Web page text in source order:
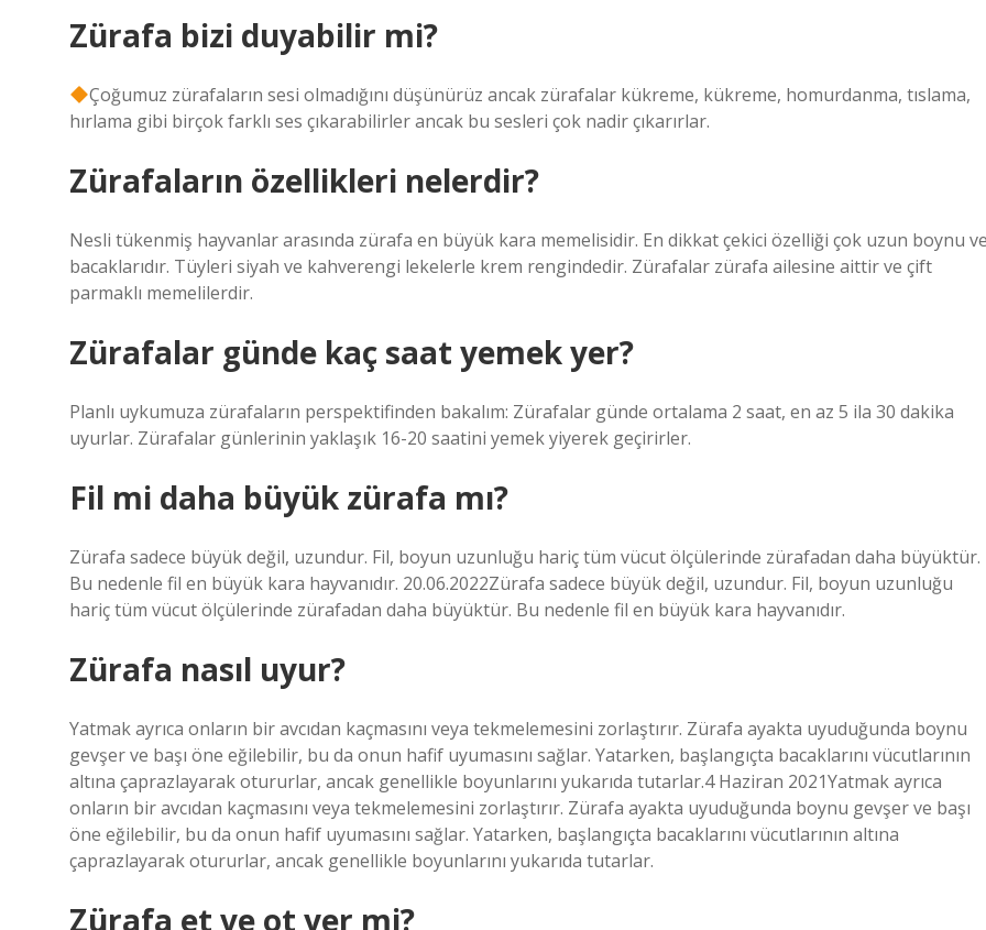
Zürafa bizi duyabilir mi?
Çoğumuz zürafaların sesi olmadığını düşünürüz ancak zürafalar kükreme, kükreme, homurdanma, tıslama,
hırlama gibi birçok farklı ses çıkarabilirler ancak bu sesleri çok nadir çıkarırlar.
Zürafaların özellikleri nelerdir?
Nesli tükenmiş hayvanlar arasında zürafa en büyük kara memelisidir. En dikkat çekici özelliği çok uzun boynu
bacaklarıdır. Tüyleri siyah ve kahverengi lekelerle krem ​​rengindedir. Zürafalar zürafa ailesine aittir ve çift
parmaklı memelilerdir.
Zürafalar günde kaç saat yemek yer?
Planlı uykumuza zürafaların perspektifinden bakalım: Zürafalar günde ortalama 2 saat, en az 5 ila 30 dakika
uyurlar. Zürafalar günlerinin yaklaşık 16-20 saatini yemek yiyerek geçirirler.
Fil mi daha büyük zürafa mı?
Zürafa sadece büyük değil, uzundur. Fil, boyun uzunluğu hariç tüm vücut ölçülerinde zürafadan daha büyüktür.
Bu nedenle fil en büyük kara hayvanıdır. 20.06.2022Zürafa sadece büyük değil, uzundur. Fil, boyun uzunluğu
hariç tüm vücut ölçülerinde zürafadan daha büyüktür. Bu nedenle fil en büyük kara hayvanıdır.
Zürafa nasıl uyur?
Yatmak ayrıca onların bir avcıdan kaçmasını veya tekmelemesini zorlaştırır. Zürafa ayakta uyuduğunda boynu
gevşer ve başı öne eğilebilir, bu da onun hafif uyumasını sağlar. Yatarken, başlangıçta bacaklarını vücutlarının
altına çaprazlayarak otururlar, ancak genellikle boyunlarını yukarıda tutarlar.4 Haziran 2021Yatmak ayrıca
onların bir avcıdan kaçmasını veya tekmelemesini zorlaştırır. Zürafa ayakta uyuduğunda boynu gevşer ve başı
öne eğilebilir, bu da onun hafif uyumasını sağlar. Yatarken, başlangıçta bacaklarını vücutlarının altına
çaprazlayarak otururlar, ancak genellikle boyunlarını yukarıda tutarlar.
Zürafa et ve ot yer mi?